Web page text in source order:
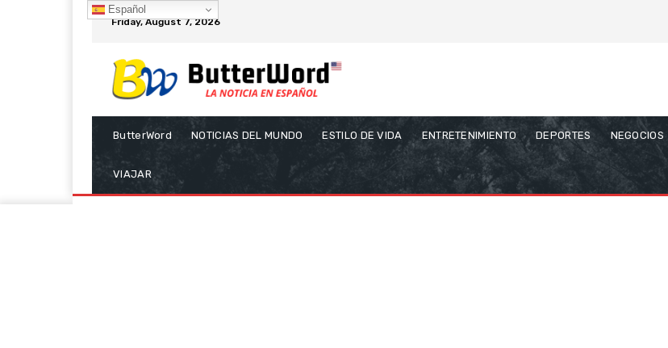
Friday, August 7, 2026
ButterWord NOTICIAS DEL MUNDO ESTILO DE VIDA ENTRETENIMIENTO DEPORTES NEGOCIOS
VIAJAR
Español